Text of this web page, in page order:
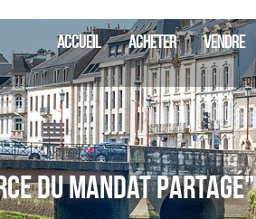
ACCUEIL ACHETER VENDRE
du Mandat partagé"